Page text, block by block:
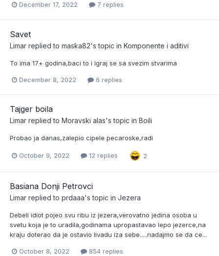
December 17, 2022 7 replies
Savet
Limar replied to maska82's topic in Komponente i aditivi
To ima 17+ godina,baci to i igraj se sa svezim stvarima
December 8, 2022 6 replies
Tajger boila
Limar replied to Moravski alas's topic in Boili
Probao ja danas,zalepio cipele pecaroske,radi
October 9, 2022 12 replies 2
Basiana Donji Petrovci
Limar replied to prdaaa's topic in Jezera
Debeli idiot pojeo svu ribu iz jezera,verovatno jedina osoba u
svetu koja je to uradila,godinama upropastavao lepo jezerce,na
kraju doterao da je ostavio livadu iza sebe.....nadajmo se da ce...
October 8, 2022 854 replies